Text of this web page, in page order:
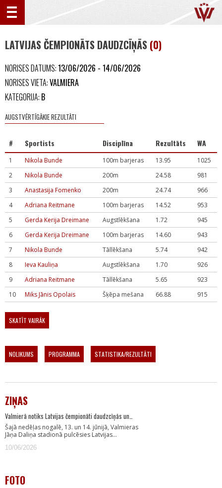
LATVIJAS ČEMPIONĀTS DAUDZCĪŅĀS (0)
NORISES DATUMS:13/06/2026 - 14/06/2026
NORISES VIETA:VALMIERA
KATEGORIJA: B
AUGSTVĒRTĪGĀKIE REZULTĀTI
# Sportists Disciplīna Rezultāts WA
1 Nikola Bunde 100m barjeras 13.95
1025
2
Nikola Bunde 200m 24.58
981
3
Anastasija Fomenko 200m 24.74
966
4
Adriana Reitmane 100m barjeras 14.52
953
5
Gerda Kerija Dreimane Augstlēkšana 1.72
945
6
Gerda Kerija Dreimane 100m barjeras 14.60
943
7
Nikola Bunde Tāllēkšana 5.74
942
8
Ieva Kauliņa Augstlēkšana 1.70
926
9
Adriana Reitmane Tāllēkšana 5.65
923
10
Miks Jānis Opolais Šķēpa mešana 66.88 915
SKATĪT VAIRĀK
NOLIKUMS PROGRAMMA STATISTIKA/REZULTĀTI
ZIŅAS
Valmierā notiks Latvijas čempionāti daudzcīņās un…
Šajā nedēļas nogalē, 13. un 14. jūnijā, Valmieras
Jāņa Daliņa stadionā pulcēsies Latvijas…
10/06/2026
FOTO